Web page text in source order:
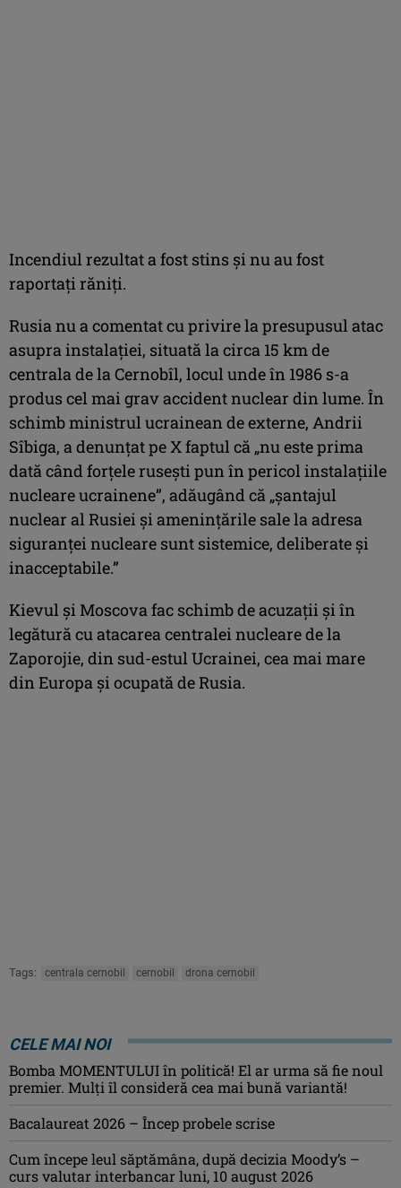
Incendiul rezultat a fost stins şi nu au fost
raportaţi răniţi.
Rusia nu a comentat cu privire la presupusul atac
asupra instalaţiei, situată la circa 15 km de
centrala de la Cernobîl, locul unde în 1986 s-a
produs cel mai grav accident nuclear din lume. În
schimb ministrul ucrainean de externe, Andrii
Sîbiga, a denunţat pe X faptul că „nu este prima
dată când forţele ruseşti pun în pericol instalaţiile
nucleare ucrainene”, adăugând că „şantajul
nuclear al Rusiei şi ameninţările sale la adresa
siguranţei nucleare sunt sistemice, deliberate şi
inacceptabile.”
Kievul şi Moscova fac schimb de acuzaţii şi în
legătură cu atacarea centralei nucleare de la
Zaporojie, din sud-estul Ucrainei, cea mai mare
din Europa şi ocupată de Rusia.
Tags: centrala cernobil cernobil drona cernobil
CELE MAI NOI
Bomba MOMENTULUI în politică! El ar urma să fie noul
premier. Mulți îl consideră cea mai bună variantă!
Bacalaureat 2026 – Încep probele scrise
Cum începe leul săptămâna, după decizia Moody’s –
curs valutar interbancar luni, 10 august 2026